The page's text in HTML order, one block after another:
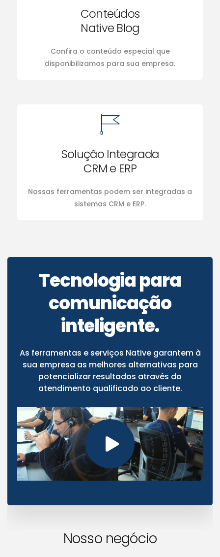
Conteúdos
Native Blog
Confira o conteúdo especial que
disponibilizamos para sua empresa.
Solução Integrada
CRM e ERP
Nossas ferramentas podem ser integradas a
sistemas CRM e ERP.
Tecnologia para
comunicação
inteligente.
As ferramentas e serviços Native garantem à
sua empresa as melhores alternativas para
potencializar resultados através do
atendimento qualificado ao cliente.
Nosso negócio